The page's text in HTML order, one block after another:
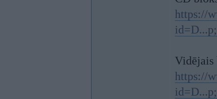
https://
Vidējais
https://